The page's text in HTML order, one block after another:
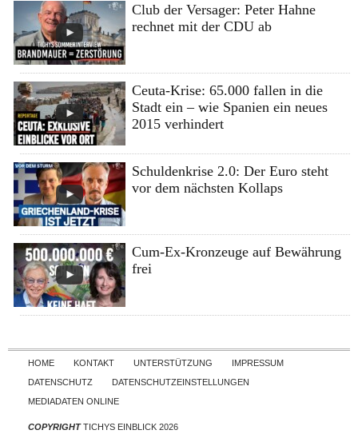
Club der Versager: Peter Hahne
rechnet mit der CDU ab
Ceuta-Krise: 65.000 fallen in die
Stadt ein – wie Spanien ein neues
2015 verhindert
Schuldenkrise 2.0: Der Euro steht
vor dem nächsten Kollaps
Cum-Ex-Kronzeuge auf Bewährung
frei
Skip to content
HOME KONTAKT UNTERSTÜTZUNG
IMPRESSUM
DATENSCHUTZ
DATENSCHUTZEINSTELLUNGEN
MEDIADATEN ONLINE
COPYRIGHTTICHYS EINBLICK 2026